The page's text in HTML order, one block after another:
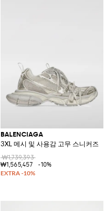
BALENCIAGA
3XL 메시 및 사용감 고무 스니커즈
₩1,739,393
₩1,565,457
-10%